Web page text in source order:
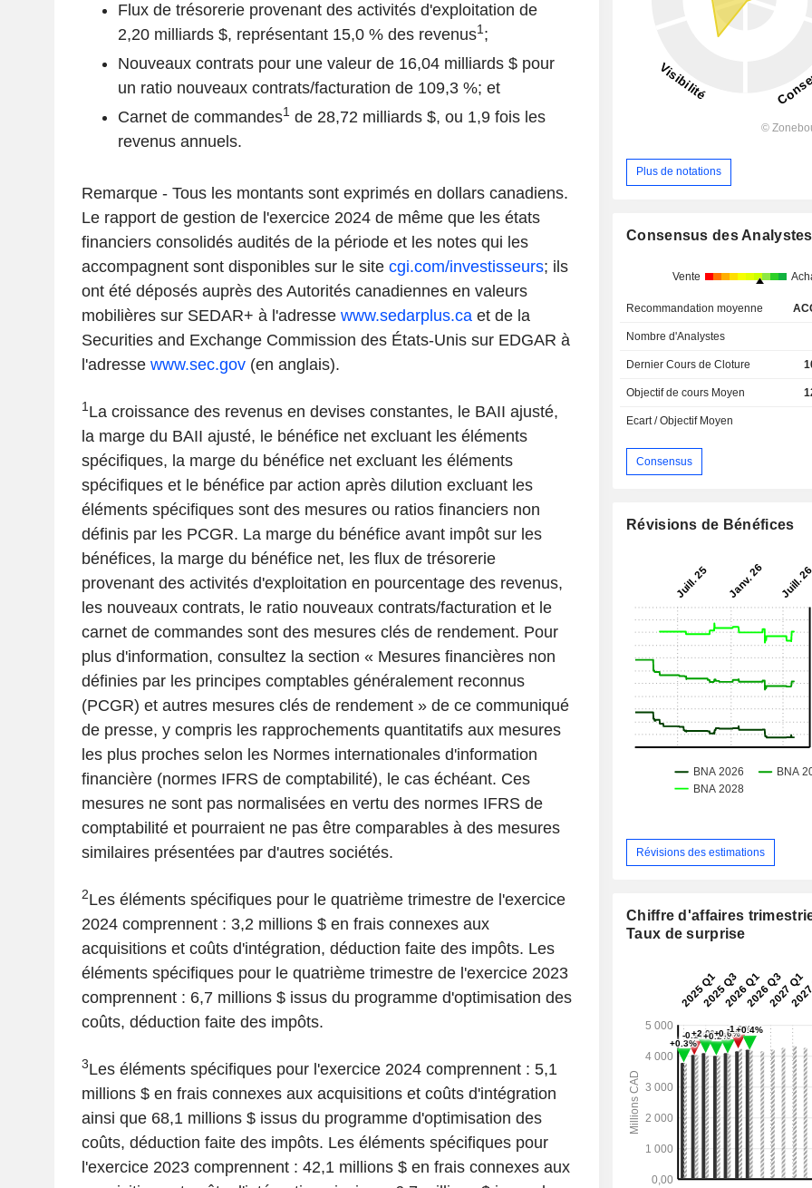
Flux de trésorerie provenant des activités d'exploitation de
2,20 milliards $, représentant 15,0 % des revenus1;
Nouveaux contrats pour une valeur de 16,04 milliards $ pour
un ratio nouveaux contrats/facturation de 109,3 %; et
Carnet de commandes1de 28,72 milliards $, ou 1,9 fois les
revenus annuels.
Remarque - Tous les montants sont exprimés en dollars canadiens.
Le rapport de gestion de l'exercice 2024 de même que les états
financiers consolidés audités de la période et les notes qui les
accompagnent sont disponibles sur le site cgi.com/investisseurs; ils
ont été déposés auprès des Autorités canadiennes en valeurs
mobilières sur SEDAR+ à l'adresse www.sedarplus.caet de la
Securities and Exchange Commission des États-Unis sur EDGAR à
l'adresse www.sec.gov(en anglais).
1La croissance des revenus en devises constantes, le BAII ajusté,
la marge du BAII ajusté, le bénéfice net excluant les éléments
spécifiques, la marge du bénéfice net excluant les éléments
spécifiques et le bénéfice par action après dilution excluant les
éléments spécifiques sont des mesures ou ratios financiers non
définis par les PCGR. La marge du bénéfice avant impôt sur les
bénéfices, la marge du bénéfice net, les flux de trésorerie
provenant des activités d'exploitation en pourcentage des revenus,
les nouveaux contrats, le ratio nouveaux contrats/facturation et le
carnet de commandes sont des mesures clés de rendement. Pour
plus d'information, consultez la section « Mesures financières non
définies par les principes comptables généralement reconnus
(PCGR) et autres mesures clés de rendement » de ce communiqué
de presse, y compris les rapprochements quantitatifs aux mesures
les plus proches selon les Normes internationales d'information
financière (normes IFRS de comptabilité), le cas échéant. Ces
mesures ne sont pas normalisées en vertu des normes IFRS de
comptabilité et pourraient ne pas être comparables à des mesures
similaires présentées par d'autres sociétés.
2Les éléments spécifiques pour le quatrième trimestre de l'exercice
2024 comprennent : 3,2 millions $ en frais connexes aux
acquisitions et coûts d'intégration, déduction faite des impôts. Les
éléments spécifiques pour le quatrième trimestre de l'exercice 2023
comprennent : 6,7 millions $ issus du programme d'optimisation des
coûts, déduction faite des impôts.
3Les éléments spécifiques pour l'exercice 2024 comprennent : 5,1
millions $ en frais connexes aux acquisitions et coûts d'intégration
ainsi que 68,1 millions $ issus du programme d'optimisation des
coûts, déduction faite des impôts. Les éléments spécifiques pour
l'exercice 2023 comprennent : 42,1 millions $ en frais connexes aux
Plus de notations
Consensus des Analystes
Vente
Recommandation moyenne
Nombre d'Analystes
Dernier Cours de Cloture
Objectif de cours Moyen
Ecart / Objectif Moyen
Consensus
Révisions de Bénéfices
Révisions des estimations
Chiffre d'affaires
Taux de surprise